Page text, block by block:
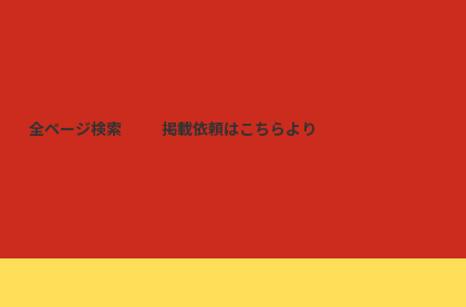
全ページ検索 掲載依頼はこちらより